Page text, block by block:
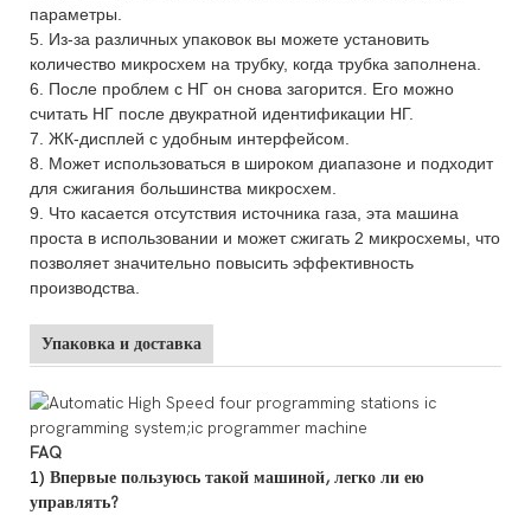
параметры.
5. Из-за различных упаковок вы можете установить
количество микросхем на трубку, когда трубка заполнена.
6. После проблем с НГ он снова загорится. Его можно
считать НГ после двукратной идентификации НГ.
7. ЖК-дисплей с удобным интерфейсом.
8. Может использоваться в широком диапазоне и подходит
для сжигания большинства микросхем.
9. Что касается отсутствия источника газа, эта машина
проста в использовании и может сжигать 2 микросхемы, что
позволяет значительно повысить эффективность
производства.
Упаковка и доставка
FAQ
1) Впервые пользуюсь такой машиной, легко ли ею
управлять?